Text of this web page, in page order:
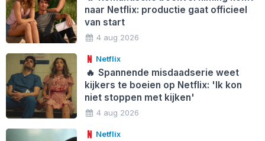
naar Netflix: productie gaat officieel
van start
4 aug 2026
Netflix
🔥 Spannende misdaadserie weet
kijkers te boeien op Netflix: 'Ik kon
niet stoppen met kijken'
4 aug 2026
Netflix